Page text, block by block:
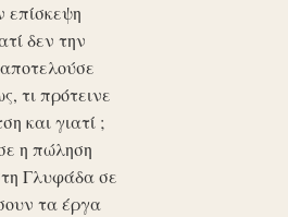
επίσκεψη
δεν την
τι πρότεινε
και γιατί ;
η πώληση
Γλυφάδα σε
τα έργα